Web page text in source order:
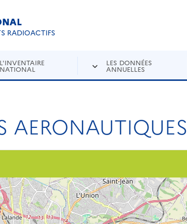
RADIOACTIFS
L'INVENTAIRE
NATIONAL
LES DONNÉES
ANNUELLES
AERONAUTIQUES